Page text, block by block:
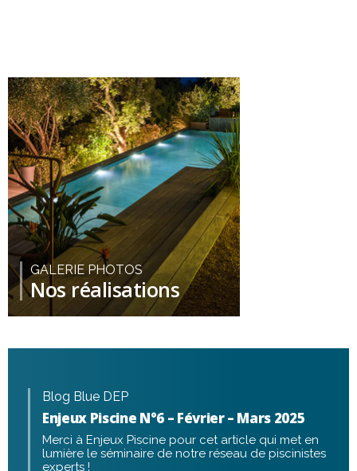
GALERIE PHOTOS
Nos réalisations
Blog Blue DEP
Enjeux Piscine N°6 – Février – Mars 2025
Merci à Enjeux Piscine pour cet article qui met en
lumière le séminaire de notre réseau de piscinistes
experts !